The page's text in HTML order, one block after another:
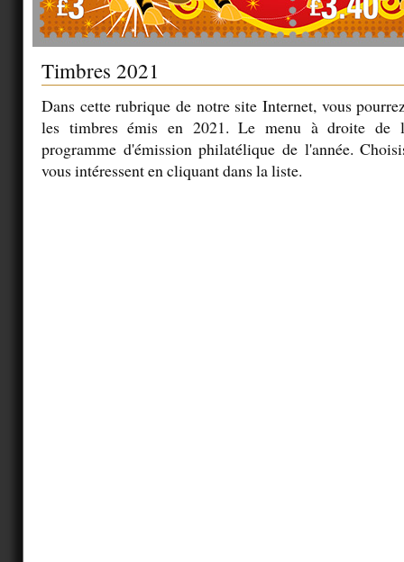
Timbres 2021
Dans cette rubrique de notre site Internet, vous
les timbres émis en 2021. Le menu à droite de
programme d'émission philatélique de l'année.
vous intéressent en cliquant dans la liste.